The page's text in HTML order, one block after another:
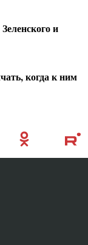
и
когда к ним